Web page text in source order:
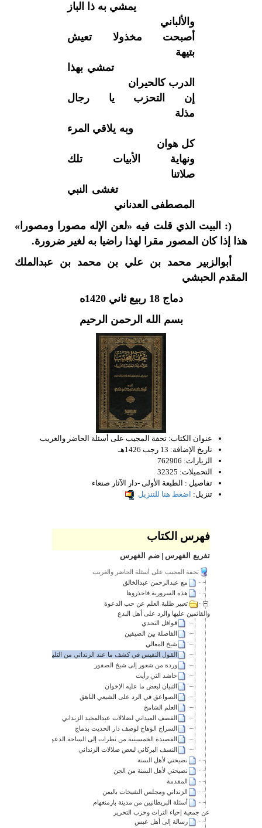
يمشي به ذا الباز
والألباني
أصبحت مخذولا تعيش
بتيهة
تمشي بهذا
الدرب كالحيران
إن التحزب يا رجال
مذلة
وبه يلاقي المرء
كل هوان
ونهاية الأبيات تلك
صلاتنا
تغشى النبي
المصطفى العدناني
(: البيت الذي قلت فيه «لعن الإله مصورا ومصورا»
هذا إذا كان المصور مقرا لهذا راضيا به لغير ضرورة.
أبوالزبير محمد بن علي بن محمد بن عبدالملك
المقدم الحبشي
دماج 18 ربيع ثاني 1420ه
بسم الله الرحمن الرحيم
عنوان الكتاب: تحفة المجيب على أسئلة الحاضر والغريب
تاريخ الإضافة: 13 رجب 1426هـ
الزيارات: 762906
التحميلات: 32325
تفاصيل : الطبعة الأولى -دار الآثار صنعاء
تنزيل: اضغط هنا للتنزيل
فهرس الكتاب
تفريع الفهرس | ضم الفهرس
تحفة المجيب على أسئلة الحاضر والغريب
مع عبدالرحمن عبدالخالق
هذه السرورية فاحذروها
تعبير طلبة العلم عن حب الدعوة
والقائمين عليها والرد على أهل البدع
قوافل التحدي
الفاصلة بين الضيفين
شيخ المعالي
القول النفيس في كشف ما عند الزنداني من التلبيس
وردة من شعور إلى شيخ الصقور
حاشد التي رأيت
التبيان لبعض ما عليه الإخوان
الصواعق في الرد على الشيعي الناهق
العلم الشامخ
القصف الميداني لضلالات عبدالمجيد الزنداني
السراج الوهاج لوصف دار الحديث بدماج
القصيدة الخمسينية من نظرات إلى الساحة الدعوية
النسف البركاني لبعض ضلالات الزنداني
نصيحتي لأهل السنة
نصيحتي لأهل السنة من الجن
المقدمة
الزنداني ومجلس الشيخات باليمن
أسئلة البريطانيين من مدينة بارمنغهام
عن جمعية إحياء التراث وحزب التحرير
رسالة إلى أهل عبس